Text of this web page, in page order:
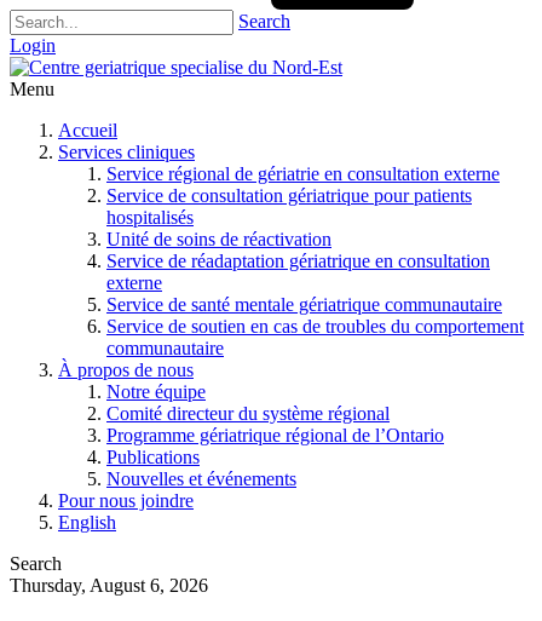
Search
Login
Menu
Accueil
Services cliniques
Service régional de gériatrie en consultation externe
Service de consultation gériatrique pour patients
hospitalisés
Unité de soins de réactivation
Service de réadaptation gériatrique en consultation
externe
Service de santé mentale gériatrique communautaire
Service de soutien en cas de troubles du comportement
communautaire
À propos de nous
Notre équipe
Comité directeur du système régional
Programme gériatrique régional de l’Ontario
Publications
Nouvelles et événements
Pour nous joindre
English
Search
Thursday, August 6, 2026